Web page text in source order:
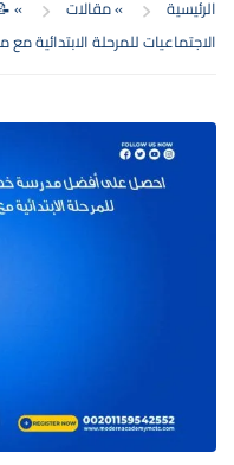
الرئيسية »مقالات »
الاجتماعيات للمرحلة الابتدائية